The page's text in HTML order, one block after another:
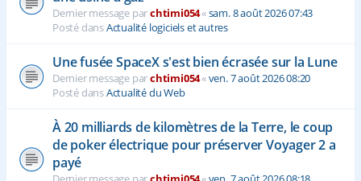
Dernier message parchtimi054«sam. 8 août 2026 07:43
Posté dansActualité logiciels et autres
Une fusée SpaceX s'est bien écrasée sur la Lune
Dernier message parchtimi054«ven. 7 août 2026 08:20
Posté dansActualité du Web
À 20 milliards de kilomètres de la Terre, le coup
de poker électrique pour préserver Voyager 2 a
payé